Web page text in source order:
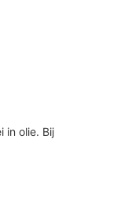
in olie. Bij